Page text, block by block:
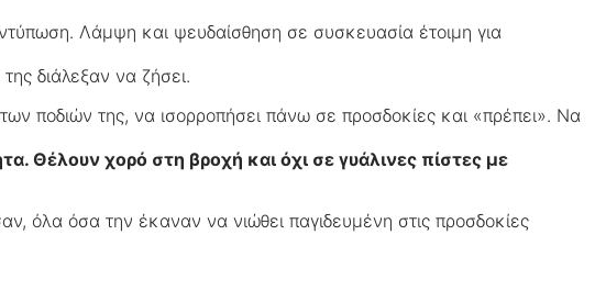
Λάμψη και ψευδαίσθηση σε συσκευασία έτοιμη για
διάλεξαν να ζήσει.
ποδιών της, να ισορροπήσει πάνω σε προσδοκίες και «πρέπει». Να
Θέλουν χορό στη βροχή και όχι σε γυάλινες πίστες με
όλα όσα την έκαναν να νιώθει παγιδευμένη στις προσδοκίες